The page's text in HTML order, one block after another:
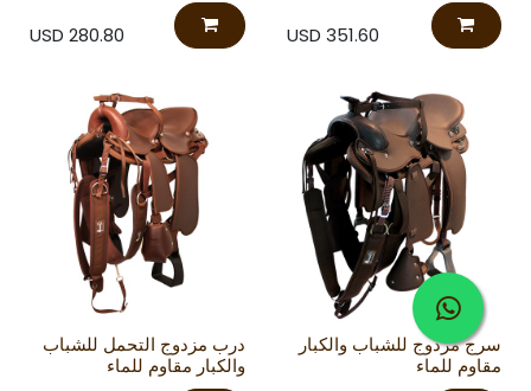
USD 351.60
USD 280.80
سرج مزدوج للشباب والكبار
مقاوم للماء
درب مزدوج التحمل للشباب
والكبار مقاوم للماء